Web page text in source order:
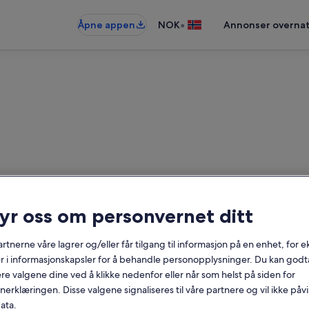
Åpne appen
NOK• Annonser
nær Hemsedal
Datoer
oss om personvernet ditt
våre lagrer og/eller får tilgang til informasjon på en enhet, for
i informasjonskapsler for å behandle personopplysninger. Du kan
valgene dine ved å klikke nedenfor eller når som helst på siden for
Disse valgene signaliseres til våre partnere og vil ikke